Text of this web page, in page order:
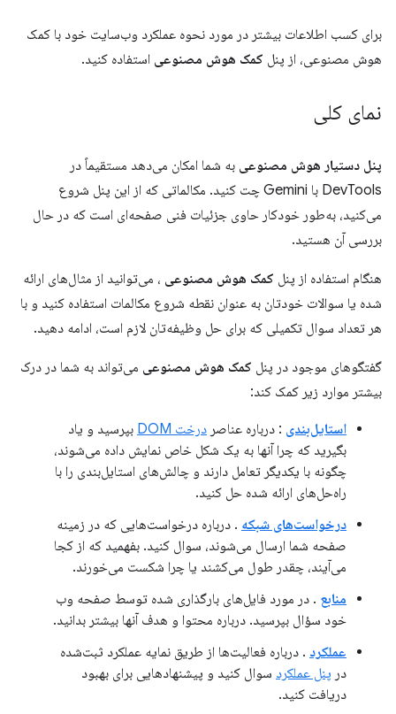
برای کسب اطلاعات بیشتر در مورد نحوه عملکرد وب‌سایت خود با کمک
هوش مصنوعی، از پنل کمک هوش مصنوعی استفاده کنید.
نمای کلی
پنل دستیار هوش مصنوعی به شما امکان می‌دهد مستقیماً در
DevTools با Gemini چت کنید. مکالماتی که از این پنل شروع
می‌کنید، به‌طور خودکار حاوی جزئیات فنی صفحه‌ای است که در حال
بررسی آن هستید.
هنگام استفاده از پنل کمک هوش مصنوعی ، می‌توانید از مثال‌های ارائه
شده یا سوالات خودتان به عنوان نقطه شروع مکالمات استفاده کنید و با
هر تعداد سوال تکمیلی که برای حل وظیفه‌تان لازم است، ادامه دهید.
گفتگوهای موجود در پنل کمک هوش مصنوعی می‌تواند به شما در درک
بیشتر موارد زیر کمک کند:
استایل‌بندی : درباره عناصر درخت DOM
بپرسید و یاد
بگیرید که چرا آنها به یک شکل خاص نمایش داده می‌شوند،
چگونه با یکدیگر تعامل دارند و چالش‌های استایل‌بندی را با
راه‌حل‌های ارائه شده حل کنید.
درخواست‌های شبکه . درباره درخواست‌هایی که در زمینه
صفحه شما ارسال می‌شوند، سوال کنید. بفهمید که از کجا
می‌آیند، چقدر طول می‌کشند یا چرا شکست می‌خورند.
منابع . در مورد فایل‌های بارگذاری شده توسط صفحه وب
خود سؤال بپرسید. درباره محتوا و هدف آنها بیشتر بدانید.
عملکرد . درباره فعالیت‌ها از طریق نمایه عملکرد ثبت‌شده
در پنل عملکرد سوال کنید و پیشنهادهایی برای بهبود
دریافت کنید.